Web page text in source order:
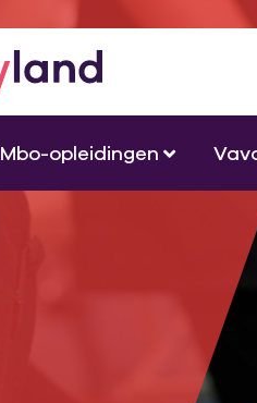
Mbo-opleidingen